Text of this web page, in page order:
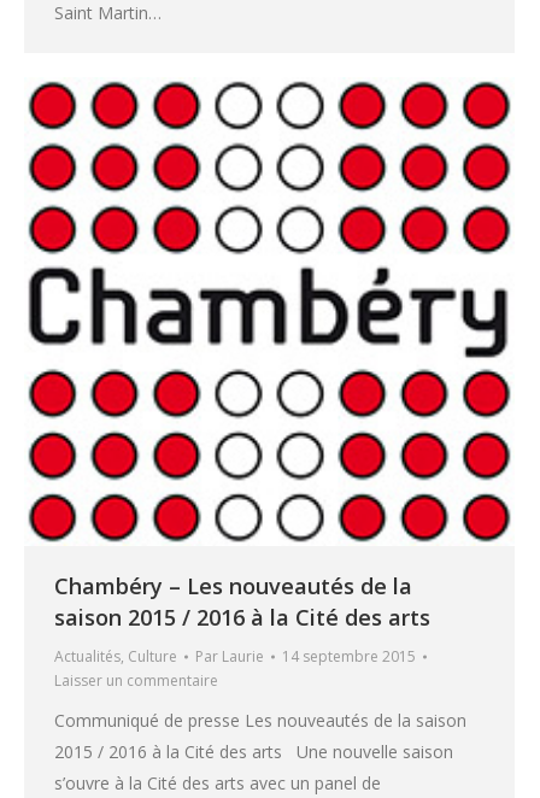
Saint Martin…
Chambéry – Les nouveautés de la
saison 2015 / 2016 à la Cité des arts
Actualités, Culture Par Laurie
14 septembre 2015
Laisser un commentaire
Communiqué de presse Les nouveautés de la saison
2015 / 2016 à la Cité des arts Une nouvelle saison
s’ouvre à la Cité des arts avec un panel de